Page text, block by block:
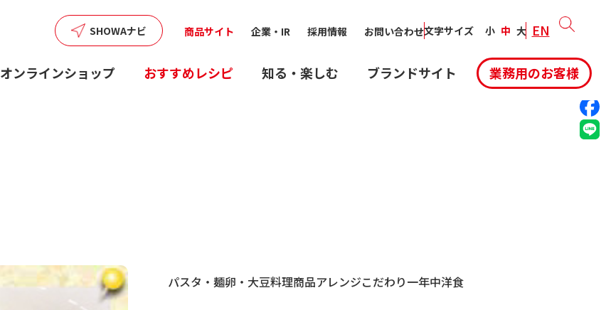
SHOWAナビ 商品サイト 企業・IR 採用情報 お問い合わせ文字サイズ 小 中 大 EN
オンラインショップ おすすめレシピ 知る・楽しむ ブランドサイト 業務用のお客様
パスタ・麺卵・大豆料理商品アレンジこだわり一年中洋食